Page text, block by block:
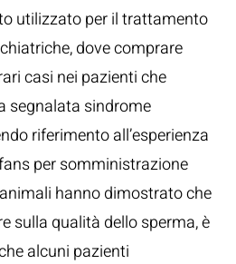
utilizzato per il trattamento
dove comprare
casi nei pazienti che
segnalata sindrome
riferimento all’esperienza
per somministrazione
hanno dimostrato che
sulla qualità dello sperma, è
alcuni pazienti